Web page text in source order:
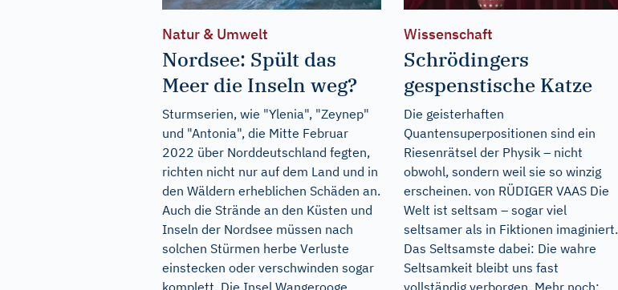
Natur & Umwelt
Nordsee: Spült das
Meer die Inseln weg?
Sturmserien, wie "Ylenia", "Zeynep"
und "Antonia", die Mitte Februar
2022 über Norddeutschland fegten,
richten nicht nur auf dem Land und in
den Wäldern erheblichen Schäden an.
Auch die Strände an den Küsten und
Inseln der Nordsee müssen nach
solchen Stürmen herbe Verluste
einstecken oder verschwinden sogar
komplett. Die Insel Wangerooge
Wissenschaft
Schrödingers
gespenstische Katze
Die geisterhaften
Quantensuperpositionen sind ein
Riesenrätsel der Physik – nicht
obwohl, sondern weil sie so winzig
erscheinen. von RÜDIGER VAAS Die
Welt ist seltsam – sogar viel
seltsamer als in Fiktionen imaginiert.
Das Seltsamste dabei: Die wahre
Seltsamkeit bleibt uns fast
vollständig verborgen. Mehr noch: